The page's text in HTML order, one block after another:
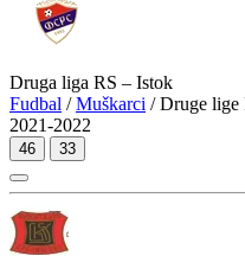
Druga liga RS – Istok
Fudbal /Muškarci / Druge lige
2021-2022
46 33